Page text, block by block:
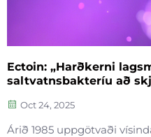
Ectoin: „Harðkerni
saltvatnsbakteríu að
Oct 24, 2025
Árið 1985 uppgötvaði